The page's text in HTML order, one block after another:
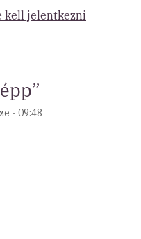
kell jelentkezni
- 09:48